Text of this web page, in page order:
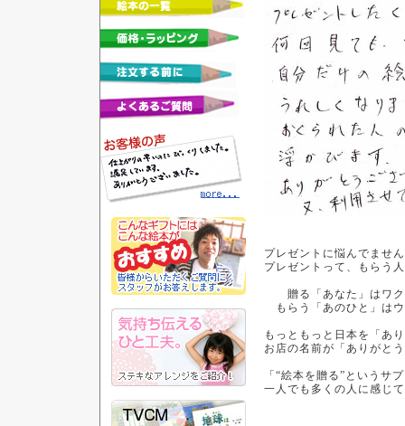
プレゼントに悩んでませ
プレゼントって、もらう
贈る「あなた」はワク
もらう「あのひと」は
もっともっと日本を「あ
お店の名前が「ありがと
「“絵本を贈る”というサ
一人でも多くの人に感じ